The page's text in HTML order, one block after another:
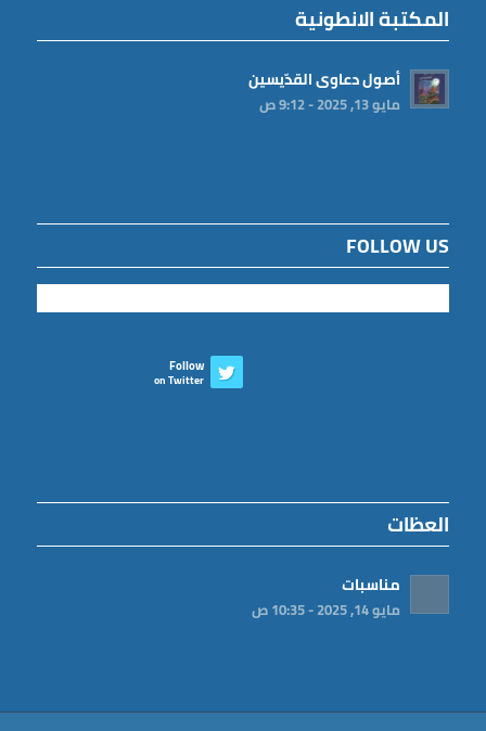
المكتبة الانطونية
أصول دعاوى القدّيسين
مايو 13, 2025 - 9:12 ص
FOLLOW US
Follow
on Twitter
العظات
مناسبات
مايو 14, 2025 - 10:35 ص